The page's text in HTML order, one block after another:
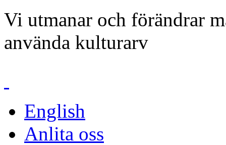
Vi utmanar och förändrar
använda kulturarv
English
Anlita oss